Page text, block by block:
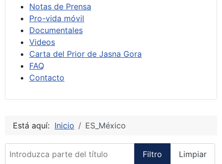
Notas de Prensa
Pro-vida móvil
Documentales
Videos
Carta del Prior de Jasna Gora
FAQ
Contacto
Está aquí: Inicio ES_México
Introduzca parte del título
Filtro Limpiar